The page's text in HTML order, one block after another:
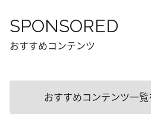
SPONSORED
おすすめコンテンツ
おすすめコンテンツ一覧